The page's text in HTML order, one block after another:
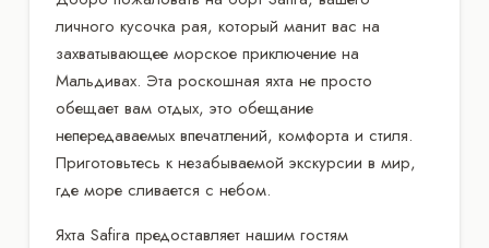
личного кусочка рая, который манит вас на
захватывающее морское приключение на
Мальдивах. Эта роскошная яхта не просто
обещает вам отдых, это обещание
непередаваемых впечатлений, комфорта и стиля.
Приготовьтесь к незабываемой экскурсии в мир,
где море сливается с небом.
Яхта Safira предоставляет нашим гостям